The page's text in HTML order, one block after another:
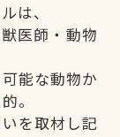
は、
医師・動物
能な動物か
。
を取材し記